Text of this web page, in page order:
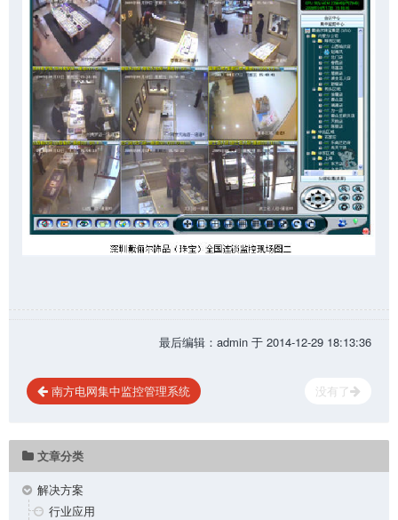
最后编辑：admin 于 2014-12-29 18:13:36
南方电网集中监控管理系统 没有了
文章分类
解决方案
行业应用